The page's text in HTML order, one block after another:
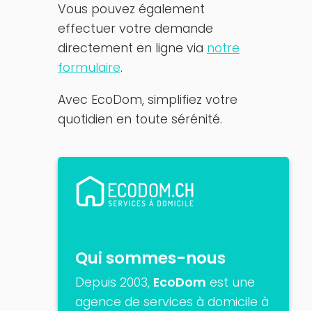
Vous pouvez également
effectuer votre demande
directement en ligne via notre
formulaire.
Avec EcoDom, simplifiez votre
quotidien en toute sérénité.
Qui sommes-nous
Depuis 2003, EcoDom est une
agence de services à domicile à